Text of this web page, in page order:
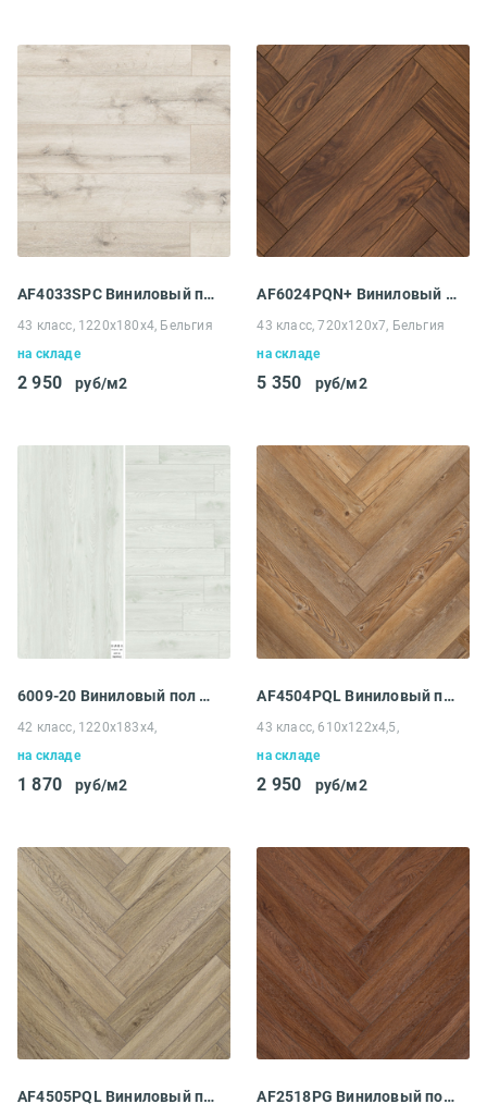
AF4033SPC Виниловый пол Aquafloor Space
43 класс, 1220x180x4, Бельгия
на складе
2 950 руб/м2
AF6024PQN+ Виниловый пол Aquafloor Parquet
43 класс, 720x120x7, Бельгия
на складе
5 350 руб/м2
6009-20 Виниловый пол Westerhof Spark Light
42 класс, 1220x183x4,
на складе
1 870 руб/м2
AF4504PQL Виниловый пол Aquafloor Space Parquet Light
43 класс, 610х122х4,5,
на складе
2 950 руб/м2
AF4505PQL Виниловый пол Aquafloor Space Parquet Light AF2518PG Виниловый пол Aquafloor Parquet Glue Chevron